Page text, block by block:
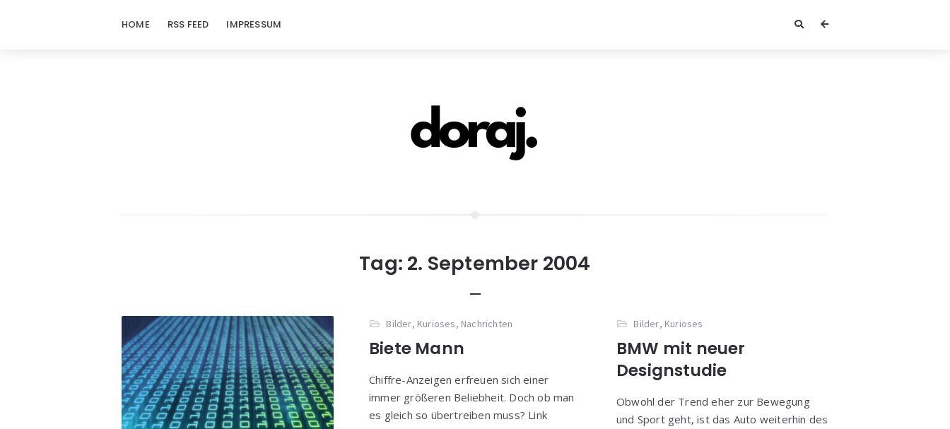
HOME RSS FEED IMPRESSUM
Tag: 2. September 2004
Bilder, Kurioses, Nachrichten
Biete Mann
Chiffre-Anzeigen erfreuen sich einer
immer größeren Beliebheit. Doch ob man
es gleich so übertreiben muss? Link
Bilder, Kurioses
BMW mit neuer
Designstudie
Obwohl der Trend eher zur Bewegung
und Sport geht, ist das Auto weiterhin des